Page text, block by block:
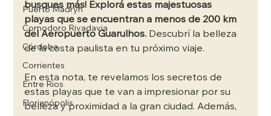
Puerto Madryn
Comodoro Rivadavia
Córdoba
Corrientes
Entre Rios
Florianópolis
busques más! Explorá estas majestuosas
playas que se encuentran a menos de 200 km
del Aeropuerto Guarulhos. Descubrí la belleza
de la costa paulista en tu próximo viaje.
En esta nota, te revelamos los secretos de
estas playas que te van a impresionar por su
belleza y proximidad a la gran ciudad. Además,